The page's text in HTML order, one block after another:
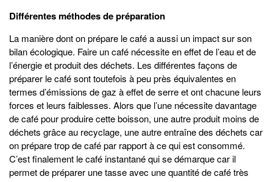
Différentes méthodes de préparation
La manière dont on prépare le café a aussi un impact sur son
bilan écologique. Faire un café nécessite en effet de l’eau et de
l’énergie et produit des déchets. Les différentes façons de
préparer le café sont toutefois à peu près équivalentes en
termes d’émissions de gaz à effet de serre et ont chacune leurs
forces et leurs faiblesses. Alors que l’une nécessite davantage
de café pour produire cette boisson, une autre produit moins de
déchets grâce au recyclage, une autre entraîne des déchets car
on prépare trop de café par rapport à ce qui est consommé.
C’est finalement le café instantané qui se démarque car il
permet de préparer une tasse avec une quantité de café très